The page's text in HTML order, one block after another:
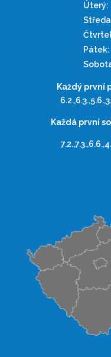
Úterý:
Pátek:
Každý první
Každá první